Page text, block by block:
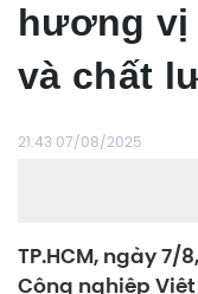
hương vị
và chất
21:43 07/08/2025
TP.HCM, ngày 7/
Công nghiệp